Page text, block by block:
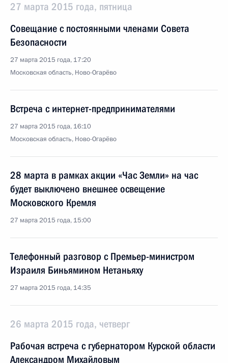
27 марта 2015 года, пятница
Совещание с постоянными членами Совета
Безопасности
27 марта 2015 года, 17:20
Московская область, Ново-Огарёво
Встреча с интернет-предпринимателями
27 марта 2015 года, 16:10
Московская область, Ново-Огарёво
28 марта в рамках акции «Час Земли» на час
будет выключено внешнее освещение
Московского Кремля
27 марта 2015 года, 15:00
Телефонный разговор с Премьер-министром
Израиля Биньямином Нетаньяху
27 марта 2015 года, 14:35
26 марта 2015 года, четверг
Рабочая встреча с губернатором Курской области
Александром Михайловым